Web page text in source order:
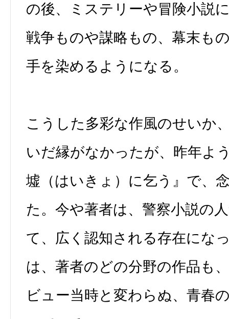
の後、ミステリーや冒険小説
戦争ものや謀略もの、幕末も
手を染めるようになる。
こうした多彩な作風のせいか
いだ縁がなかったが、昨年よ
墟（はいきょ）に乞う』で、
た。今や著者は、警察小説の
て、広く認知される存在にな
は、著者のどの分野の作品も
ビュー当時と変わらぬ、青春